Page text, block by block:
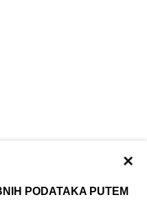
×
PODATAKA PUTEM